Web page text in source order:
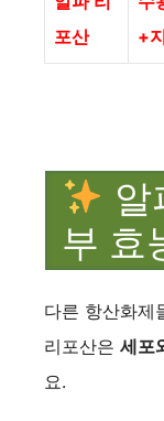
포산
+
알
부 효
다른 항산화제
리포산은 세포
요.